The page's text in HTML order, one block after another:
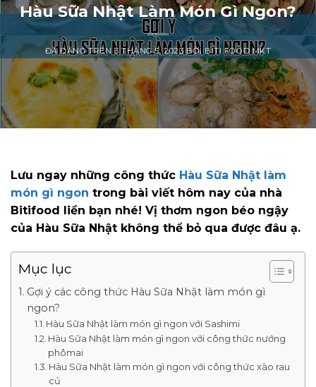
Hàu Sữa Nhật Làm Món Gì Ngon?
ĐÃ ĐĂNG TRÊN 3 THÁNG 5, 2023 BỞIBITI FOOD MKT
Lưu ngay những công thức Hàu Sữa Nhật làm
món gì ngon trong bài viết hôm nay của nhà
Bitifood liền bạn nhé! Vị thơm ngon béo ngậy
của Hàu Sữa Nhật không thể bỏ qua được đâu ạ.
Mục lục
Gợi ý các công thức Hàu Sữa Nhật làm món gì
ngon?
Hàu Sữa Nhật làm món gì ngon với Sashimi
Hàu Sữa Nhật làm món gì ngon với công thức nướng
phômai
Hàu Sữa Nhật làm món gì ngon với công thức xào rau
củ